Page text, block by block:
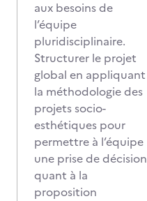
aux besoins de
l’équipe
pluridisciplinaire.
Structurer le projet
global en appliquant
la méthodologie des
projets socio-
esthétiques pour
permettre à l’équipe
une prise de décision
quant à la
proposition